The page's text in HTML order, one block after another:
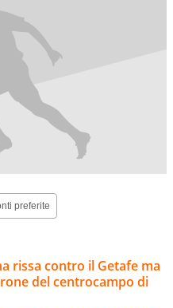
preferite
rissa contro il Getafe ma
del centrocampo di